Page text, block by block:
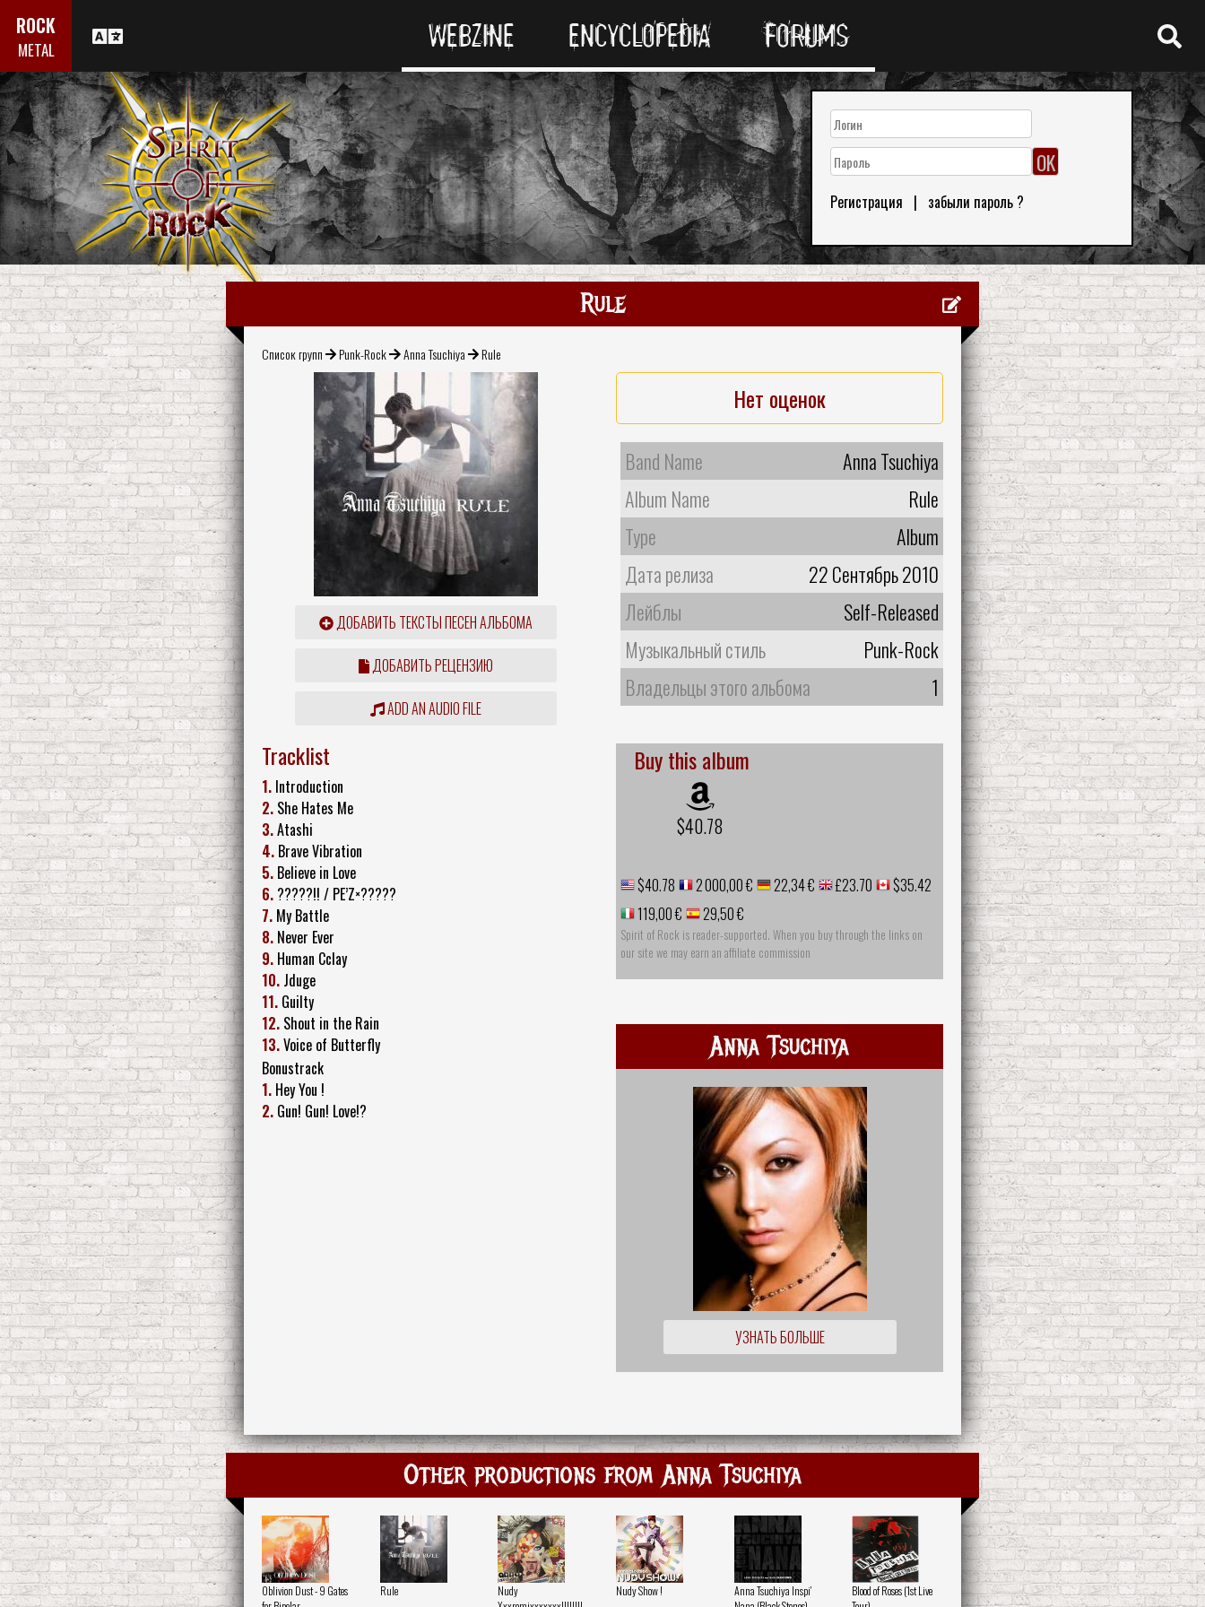
ROCK
METAL WEBZINE ENCYCLOPEDIA FORUMS
Регистрация | забыли пароль ?
Rule
Список групп Punk-Rock Anna Tsuchiya Rule
ДОБАВИТЬ ТЕКСТЫ ПЕСЕН АЛЬБОМА
ДОБАВИТЬ РЕЦЕНЗИЮ
ADD AN AUDIO FILE
Нет оценок
Band Name
Anna Tsuchiya
Album Name
Rule
Type
Album
Дата релиза
22 Сентябрь 2010
Лейблы
Self-Released
Музыкальный стиль
Punk-Rock
Владельцы этого альбома
1
Tracklist
1. Introduction
2. She Hates Me
3.Atashi
4. Brave Vibration
5. Believe in Love
6. ?????!! / PE’Z×?????
7. My Battle
8. Never Ever
9. Human Cclay
10. Jduge
11. Guilty
12. Shout in the Rain
13.Voice of Butterfly
Bonustrack
1. Hey You !
2. Gun! Gun! Love!?
Buy this album
$40.78
$40.78 2 000,00 € 22,34 € £23.70
$35.42
119,00 €
29,50 €
Spirit of Rock is reader-supported. When you buy through the links on
our site we may earn an affiliate commission
Anna Tsuchiya
УЗНАТЬ БОЛЬШЕ
Other productions from Anna Tsuchiya
Oblivion Dust - 9 Gates
Rule
Nudy
Nudy Show !
Anna Tsuchiya Inspi'
Blood of Roses (1st Live